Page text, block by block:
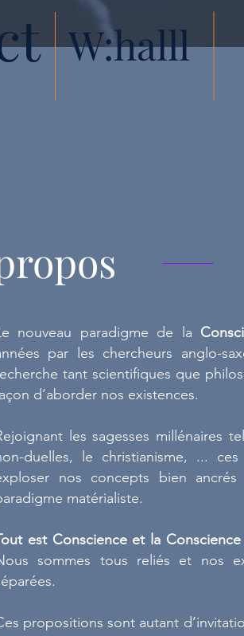
nouveau paradigme de la
par les chercheurs anglo-
tant scientifiques que
d’aborder nos existences.
les sagesses millénaires
duelles, le christianisme, ...
nos concepts bien
matérialiste.
est Conscience et la
sommes tous reliés et nos
propositions sont autant
W:halll